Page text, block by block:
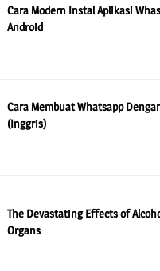
Cara Modern Instal Aplikasi
Android
Cara Membuat Whatsapp
(Inggris)
The Devastating Effects of
Organs